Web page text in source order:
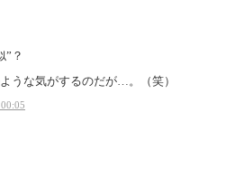
”？
うな気がするのだが…。（笑）